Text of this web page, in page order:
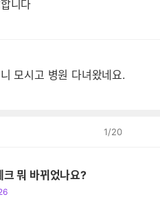
니다
모시고 병원 다녀왔네요.
1/20
크 뭐 바뀌었나요?